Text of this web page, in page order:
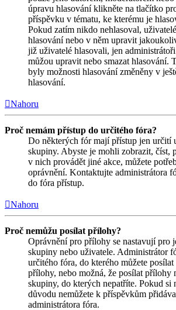
úpravu hlasování klikněte na tlačítko
příspěvku v tématu, ke kterému je
Pokud zatím nikdo nehlasoval,
hlasování nebo v něm upravit
již uživatelé hlasovali, jen
můžou upravit nebo smazat hlasování.
byly možnosti hlasování změněny v
hlasování.
Nahoru
Proč nemám přístup do určitého fóra?
Do některých fór mají přístup jen určití
skupiny. Abyste je mohli zobrazit, číst,
v nich provádět jiné akce, můžete
oprávnění. Kontaktujte administrátora
do fóra přístup.
Nahoru
Proč nemůžu posílat přílohy?
Oprávnění pro přílohy se nastavují pro
skupiny nebo uživatele. Administrátor
určitého fóra, do kterého můžete
přílohy, nebo možná, že posílat přílohy
skupiny, do kterých nepatříte. Pokud si
důvodu nemůžete k příspěvkům
administrátora fóra.